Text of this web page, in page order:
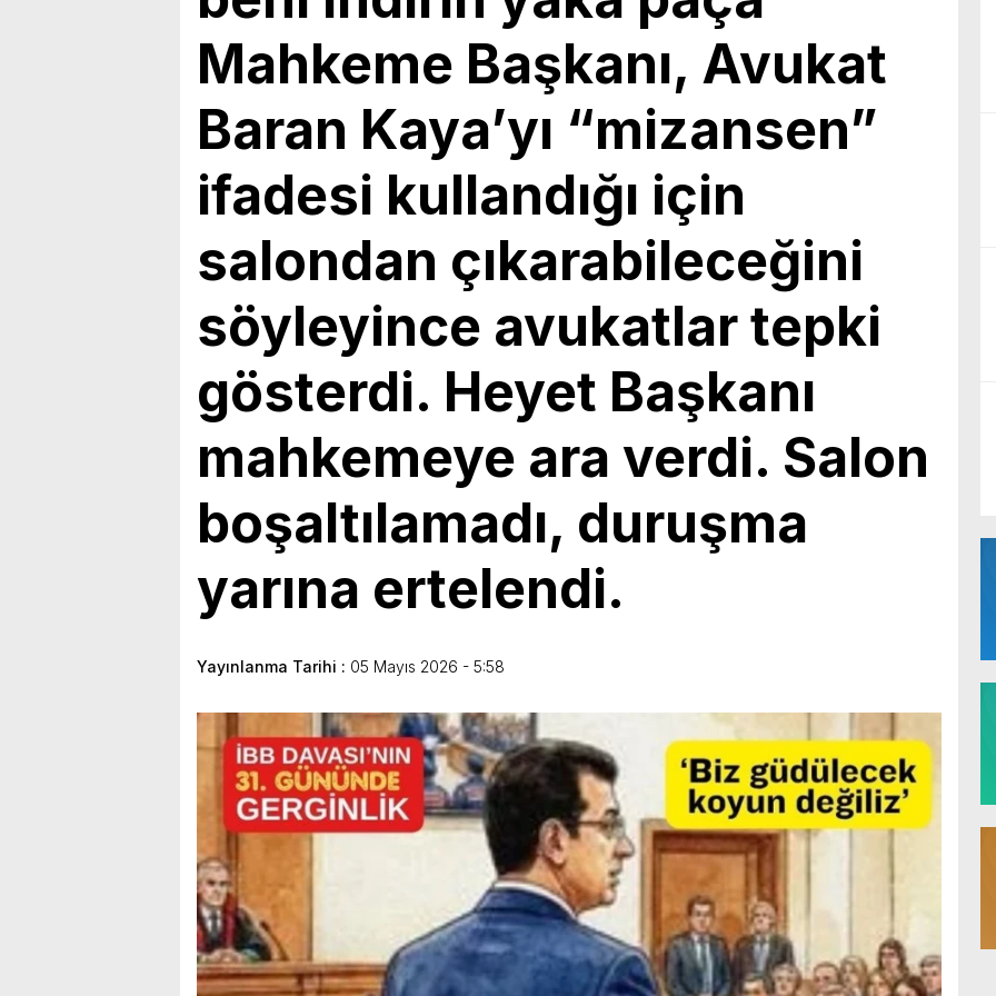
bulunduk. Ortak akıl ve iş birliğiyle hayata geçireceğimiz çalışmalar üzerine verimli bir
Mahkeme Başkanı, Avukat
Baran Kaya’yı “mizansen”
ifadesi kullandığı için
salondan çıkarabileceğini
söyleyince avukatlar tepki
gösterdi. Heyet Başkanı
mahkemeye ara verdi. Salon
boşaltılamadı, duruşma
yarına ertelendi.
Yayınlanma Tarihi : 05 Mayıs 2026 - 5:58